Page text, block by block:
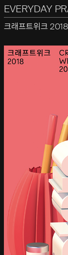
EVERYDAY
일상의실천
크래프트위크 2018